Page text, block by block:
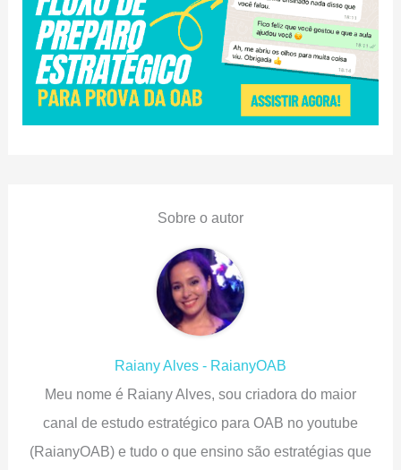
Sobre o autor
Raiany Alves - RaianyOAB
Meu nome é Raiany Alves, sou criadora do maior
canal de estudo estratégico para OAB no youtube
(RaianyOAB) e tudo o que ensino são estratégias que